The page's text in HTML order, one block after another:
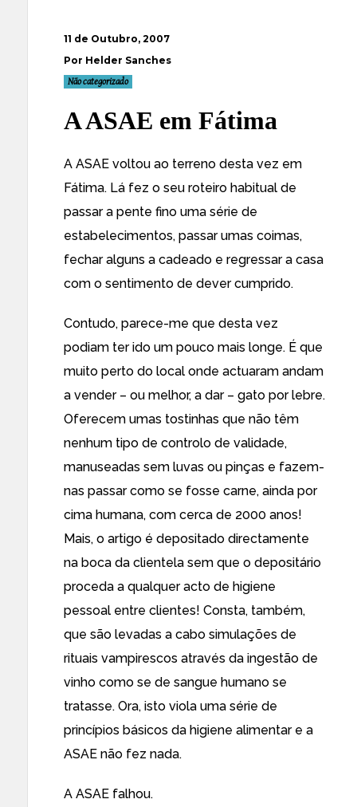
11 de Outubro, 2007
Por Helder Sanches
Não categorizado
A ASAE em Fátima
A ASAE voltou ao terreno desta vez em
Fátima. Lá fez o seu roteiro habitual de
passar a pente fino uma série de
estabelecimentos, passar umas coimas,
fechar alguns a cadeado e regressar a casa
com o sentimento de dever cumprido.
Contudo, parece-me que desta vez
podiam ter ido um pouco mais longe. É que
muito perto do local onde actuaram andam
a vender – ou melhor, a dar – gato por lebre.
Oferecem umas tostinhas que não têm
nenhum tipo de controlo de validade,
manuseadas sem luvas ou pinças e fazem-
nas passar como se fosse carne, ainda por
cima humana, com cerca de 2000 anos!
Mais, o artigo é depositado directamente
na boca da clientela sem que o depositário
proceda a qualquer acto de higiene
pessoal entre clientes! Consta, também,
que são levadas a cabo simulações de
rituais vampirescos através da ingestão de
vinho como se de sangue humano se
tratasse. Ora, isto viola uma série de
princípios básicos da higiene alimentar e a
ASAE não fez nada.
A ASAE falhou.